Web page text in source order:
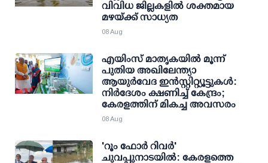
വിവിധ ജില്ലകളിൽ ശക്തമായ
മഴയ്ക്ക് സാധ്യത
08 Aug
എയിംസ് മാതൃകയില്‍ മൂന്ന്
പുതിയ അഖിലേന്ത്യാ
ആയുര്‍വേദ ഇന്‍സ്റ്റിറ്റ്യൂട്ടുകള്‍:
നിര്‍ദേശം ക്ഷണിച്ച് കേന്ദ്രം;
കേരളത്തിന് മികച്ച അവസരം
08 Aug
'റൂം ഫോര്‍ റിവര്‍'
ചുവപ്പുനാടയില്‍: കേരളത്തെ